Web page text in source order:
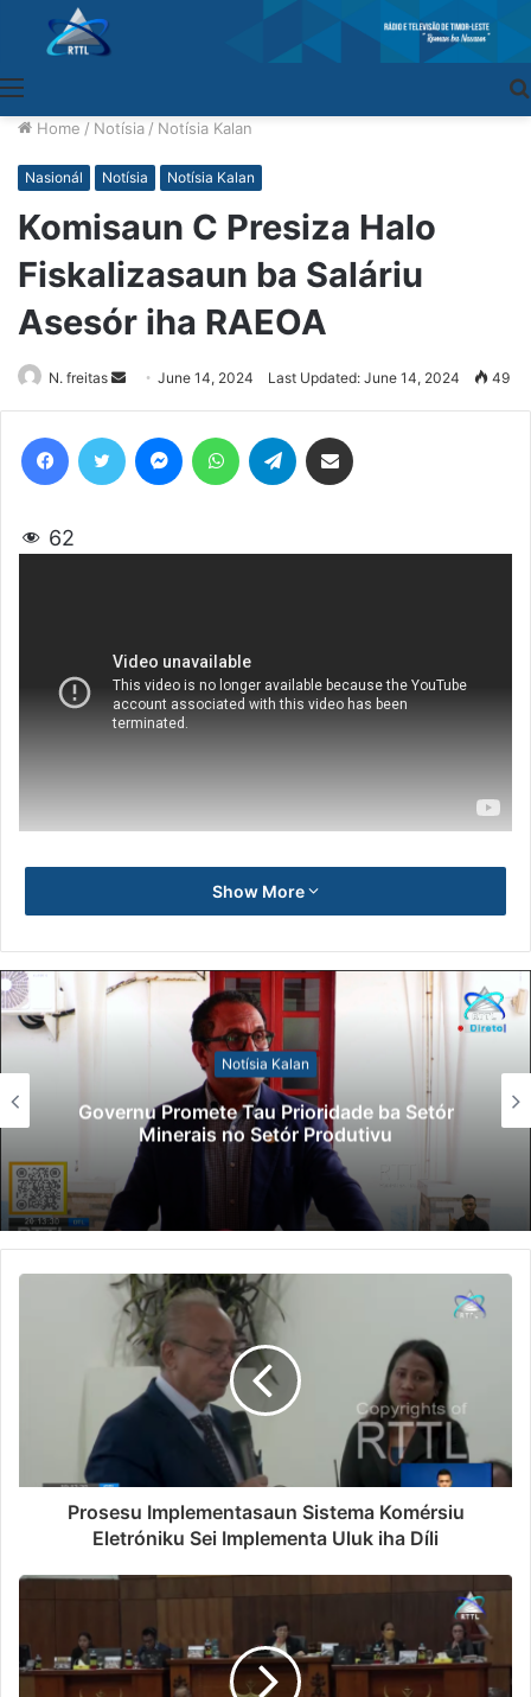
Home / Notísia / Notísia Kalan
Nasionál Notísia Notísia Kalan
Komisaun C Presiza Halo
Fiskalizasaun ba Saláriu
Asesór iha RAEOA
N. freitas
Send
an
email
June 14, 2024 Last Updated: June 14, 2024 49
62
Show More
Notísia Kalan
Governu Promete Tau Prioridade ba Setór
Minerais no Setór Produtivu
Prosesu Implementasaun Sistema Komérsiu
Eletróniku Sei Implementa Uluk iha Díli